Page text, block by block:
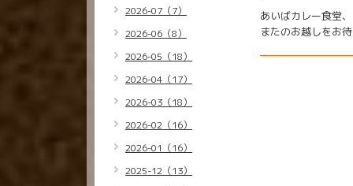
あいばカレー食堂
またのお越しをお
2026-07（7）
2026-06（8）
2026-05（18）
2026-04（17）
2026-03（18）
2026-02（16）
2026-01（16）
2025-12（13）